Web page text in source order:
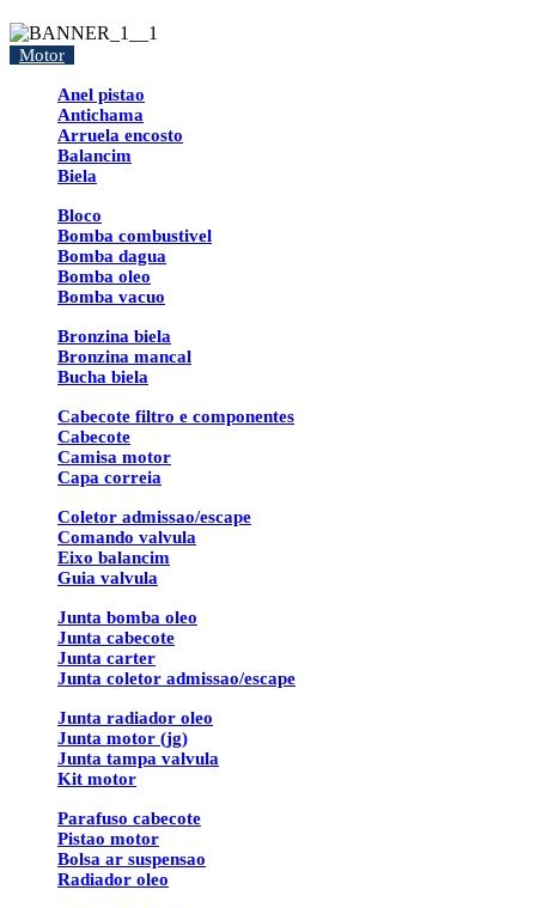
Motor
Anel pistao
Antichama
Arruela encosto
Balancim
Biela
Bloco
Bomba combustivel
Bomba dagua
Bomba oleo
Bomba vacuo
Bronzina biela
Bronzina mancal
Bucha biela
Cabecote filtro e componentes
Cabecote
Camisa motor
Capa correia
Coletor admissao/escape
Comando valvula
Eixo balancim
Guia valvula
Junta bomba oleo
Junta cabecote
Junta carter
Junta coletor admissao/escape
Junta radiador oleo
Junta motor (jg)
Junta tampa valvula
Kit motor
Parafuso cabecote
Pistao motor
Bolsa ar suspensao
Radiador oleo